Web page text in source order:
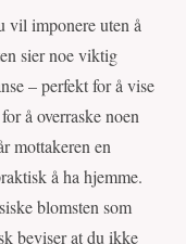
vil imponere uten å
sier noe viktig
– perfekt for å vise
å overraske noen
mottakeren en
å ha hjemme.
blomsten som
beviser at du ikke